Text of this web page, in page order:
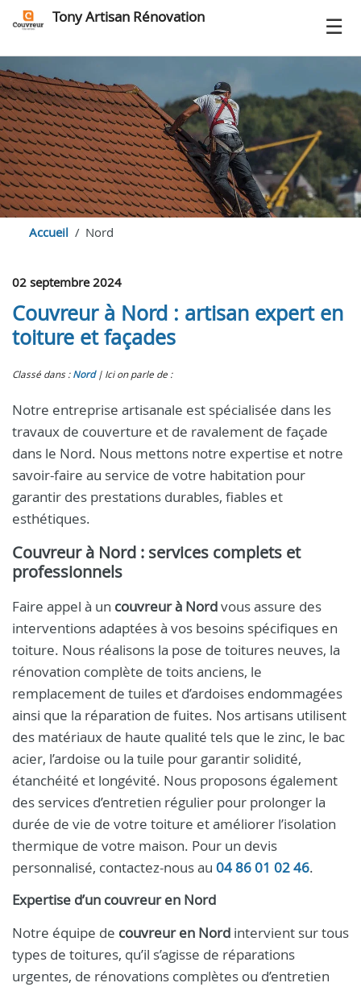
Tony Artisan Rénovation
Accueil Nord
02 septembre 2024
Couvreur à Nord : artisan expert en
toiture et façades
Classé dans : Nord Ici on parle de :
Notre entreprise artisanale est spécialisée dans les
travaux de couverture et de ravalement de façade
dans le Nord. Nous mettons notre expertise et notre
savoir-faire au service de votre habitation pour
garantir des prestations durables, fiables et
esthétiques.
Couvreur à Nord : services complets et
professionnels
Faire appel à un couvreur à Nordvous assure des
interventions adaptées à vos besoins spécifiques en
toiture. Nous réalisons la pose de toitures neuves, la
rénovation complète de toits anciens, le
remplacement de tuiles et d’ardoises endommagées
ainsi que la réparation de fuites. Nos artisans utilisent
des matériaux de haute qualité tels que le zinc, le bac
acier, l’ardoise ou la tuile pour garantir solidité,
étanchéité et longévité. Nous proposons également
des services d’entretien régulier pour prolonger la
durée de vie de votre toiture et améliorer l’isolation
thermique de votre maison. Pour un devis
personnalisé, contactez-nous au 04 86 01 02 46.
Expertise d’un couvreuren Nord
Notre équipe de couvreur en Nord intervient sur tous
types de toitures, qu’il s’agisse de réparations
urgentes, de rénovations complètes ou d’entretien